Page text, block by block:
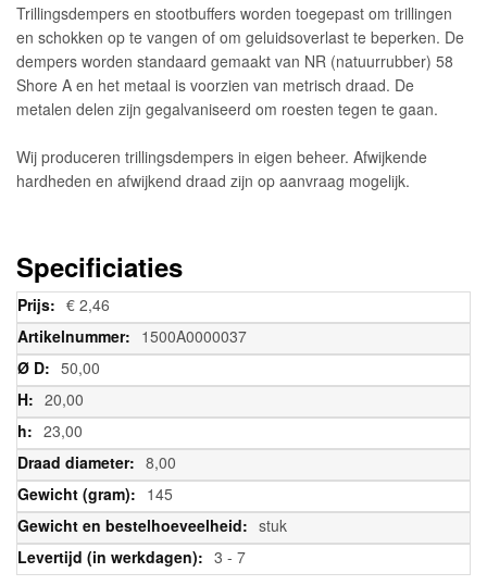
Trillingsdempers en stootbuffers worden toegepast om trillingen
en schokken op te vangen of om geluidsoverlast te beperken. De
dempers worden standaard gemaakt van NR (natuurrubber) 58
Shore A en het metaal is voorzien van metrisch draad. De
metalen delen zijn gegalvaniseerd om roesten tegen te gaan.
Wij produceren trillingsdempers in eigen beheer. Afwijkende
hardheden en afwijkend draad zijn op aanvraag mogelijk.
Specificiaties
Meer
informatie
€ 2,46
1500A0000037
50,00
20,00
23,00
8,00
145
stuk
3 - 7